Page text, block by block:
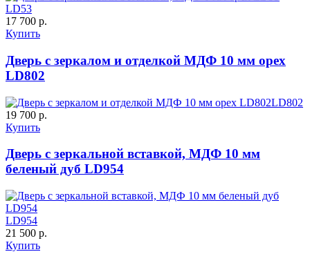
ДУБ БЕЛЁНЫЙ
К-10 60
LD53
17 700 р.
Купить
Дверь с зеркалом и отделкой МДФ 10 мм орех
LD802
LD802
19 700 р.
Купить
Дверь с зеркальной вставкой, МДФ 10 мм
беленый дуб LD954
LD954
21 500 р.
Купить